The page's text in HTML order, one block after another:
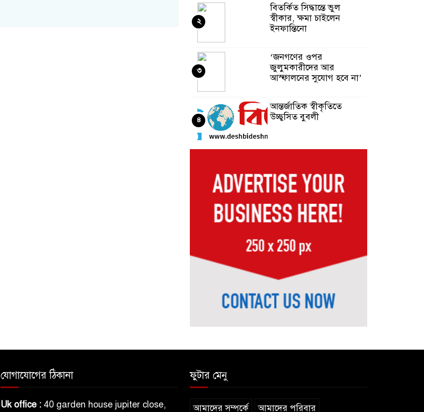
বিতর্কিত সিদ্ধান্তে ভুল
স্বীকার, ক্ষমা চাইলেন
ইনফান্তিনো
২
‘জনগণের ওপর
জুলুমকারীদের আর
আস্ফালনের সুযোগ হবে না’
৩
আন্তর্জাতিক স্বীকৃতিতে
উচ্ছ্বসিত বুবলী
৪
সিলেটে শিশু ফাহিমা হত্যা
মামলায় প্রধান আসামির
মৃত্যুদণ্ড
ভারতের স্বাধীনতা দিবসকে
‘ইন্ডিয়া ডে’ ঘোষণা
যুক্তরাষ্ট্রের
তরুণদের আন্দোলনে মোদি
ওয়াংচুক
৫ দিনের নতুন কর্মসূচি
৪৮ ঘণ্টার মধ্যে ৬ জেলায়
যোগাযোগের ঠিকানা
Uk office : 40 garden house jupiter close,
ফুটার মেনু
আমাদের সম্পর্কে আমাদের পরিবার